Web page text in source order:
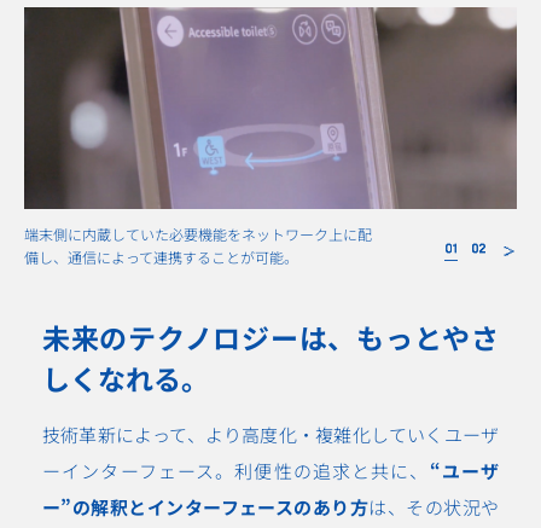
端末側に内蔵していた必要機能をネットワーク上に配
備し、通信によって連携することが可能。
未来のテクノロジーは、もっとやさ
しくなれる。
技術革新によって、より高度化・複雑化していくユーザ
ーインターフェース。利便性の追求と共に、 “ユーザ
ー”の解釈とインターフェースのあり方は、その状況や